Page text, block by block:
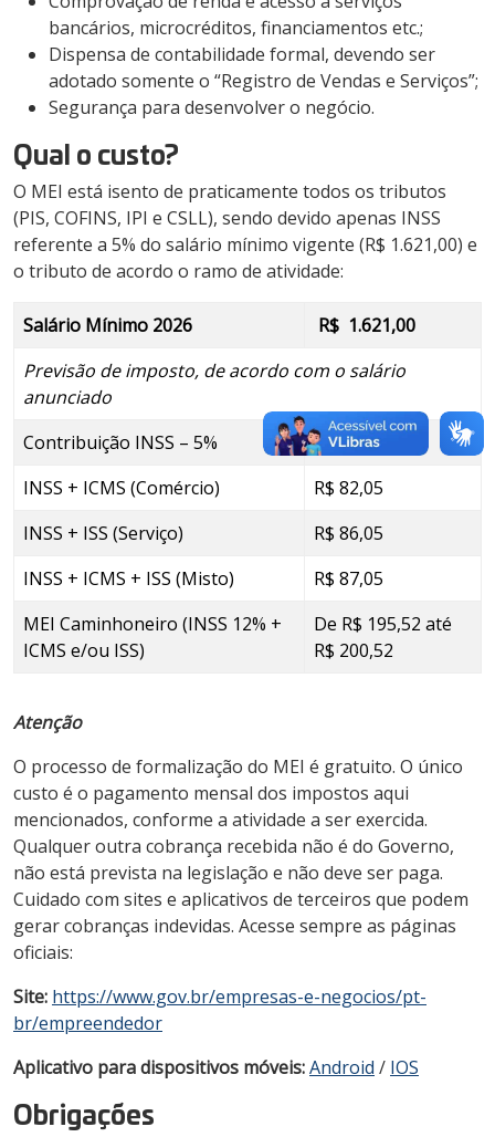
bancários, microcréditos, financiamentos etc.;
Dispensa de contabilidade formal, devendo ser
adotado somente o “Registro de Vendas e Serviços”;
Segurança para desenvolver o negócio.
Qual o custo?
O MEI está isento de praticamente todos os tributos
(PIS, COFINS, IPI e CSLL), sendo devido apenas INSS
referente a 5% do salário mínimo vigente (R$ 1.621,00) e
o tributo de acordo o ramo de atividade:
Salário Mínimo 2026
R$ 1.621,00
Previsão de imposto, de acordo com o salário
anunciado
Contribuição INSS – 5%
R$ 81,05
INSS + ICMS (Comércio)
R$ 82,05
INSS + ISS (Serviço)
R$ 86,05
INSS + ICMS + ISS (Misto)
R$ 87,05
MEI Caminhoneiro (INSS 12% +
ICMS e/ou ISS)
De R$ 195,52 até
R$ 200,52
Atenção
O processo de formalização do MEI é gratuito. O único
custo é o pagamento mensal dos impostos aqui
mencionados, conforme a atividade a ser exercida.
Qualquer outra cobrança recebida não é do Governo,
não está prevista na legislação e não deve ser paga.
Cuidado com sites e aplicativos de terceiros que podem
gerar cobranças indevidas. Acesse sempre as páginas
oficiais:
Site: https://www.gov.br/empresas-e-negocios/pt-
br/empreendedor
Aplicativo para dispositivos móveis:Android / IOS
Obrigações